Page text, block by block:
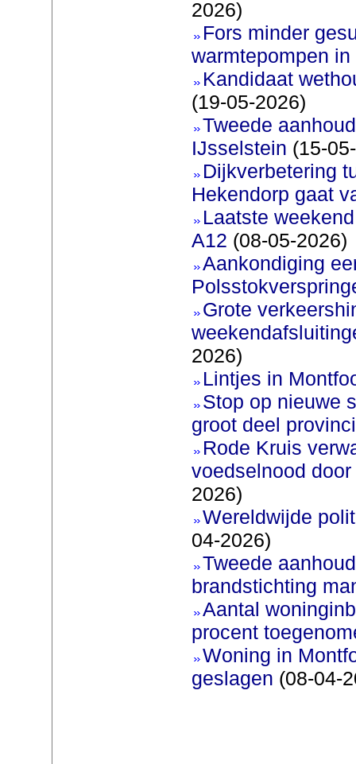
2026)
Fors minder
warmtepompen in
Kandidaat
(19-05-2026)
Tweede
IJsselstein (15-
Dijkverbetering
Hekendorp gaat
Laatste
A12 (08-05-2026)
Aankondiging
Grote
2026)
Lintjes in
Stop op nieuwe
groot deel
Rode Kruis
voedselnood
2026)
Wereldwijde
04-2026)
Tweede
brandstichting
Aantal
procent
Woning in
geslagen (08-04-